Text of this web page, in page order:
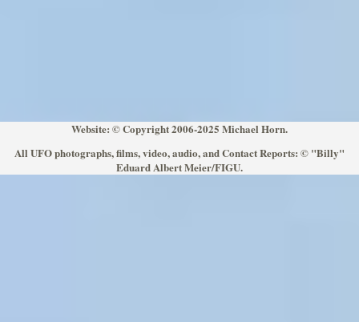
Website: © Copyright 2006-2025 Michael Horn.
All UFO photographs, films, video, audio, and Contact Reports: © "Billy"
Eduard Albert Meier/FIGU.